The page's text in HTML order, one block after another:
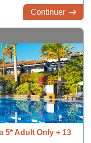
Continuer
5* Adult Only + 13